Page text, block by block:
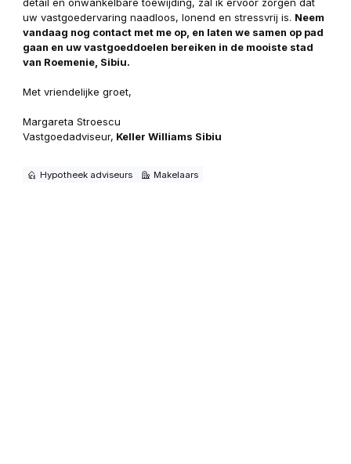
uw vastgoedervaring naadloos, lonend en stressvrij is. Neem
vandaag nog contact met me op, en laten we samen op pad
gaan en uw vastgoeddoelen bereiken in de mooiste stad
van Roemenie, Sibiu.
Met vriendelijke groet,
Margareta Stroescu
Vastgoedadviseur, Keller Williams Sibiu
Hypotheek adviseurs Makelaars